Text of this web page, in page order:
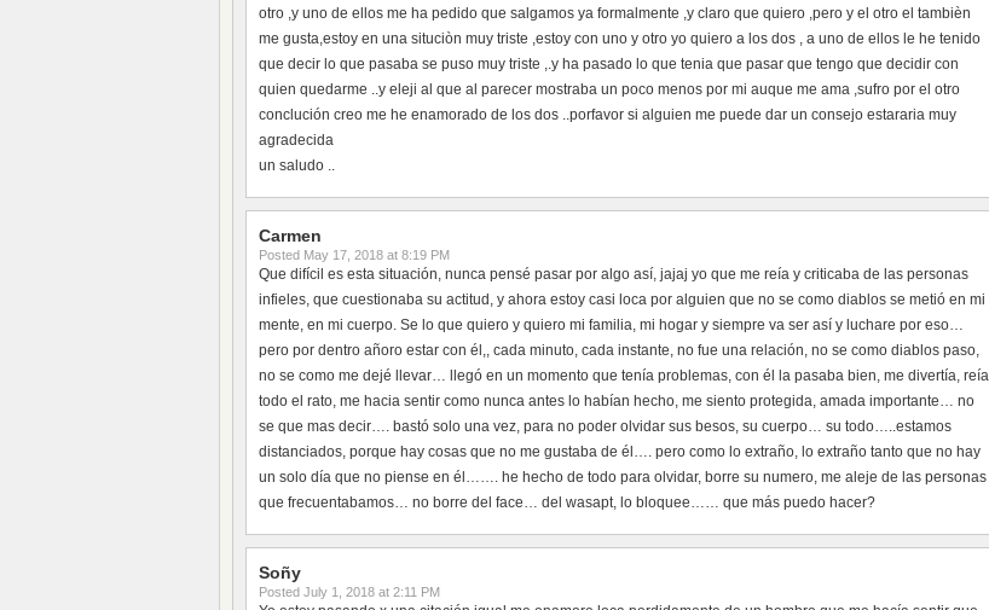
otro ,y uno de ellos me ha pedido que salgamos ya formalmente ,y claro que quiero ,pero y el otro el tambièn
me gusta,estoy en una situciòn muy triste ,estoy con uno y otro yo quiero a los dos , a uno de ellos le he tenido
que decir lo que pasaba se puso muy triste ,.y ha pasado lo que tenia que pasar que tengo que decidir con
quien quedarme ..y eleji al que al parecer mostraba un poco menos por mi auque me ama ,sufro por el otro
conclución creo me he enamorado de los dos ..porfavor si alguien me puede dar un consejo estararia muy
agradecida
un saludo ..
Carmen
Posted May 17, 2018 at 8:19 PM
Que difícil es esta situación, nunca pensé pasar por algo así, jajaj yo que me reía y criticaba de las personas
infieles, que cuestionaba su actitud, y ahora estoy casi loca por alguien que no se como diablos se metió en mi
mente, en mi cuerpo. Se lo que quiero y quiero mi familia, mi hogar y siempre va ser así y luchare por eso…
pero por dentro añoro estar con él,, cada minuto, cada instante, no fue una relación, no se como diablos paso,
no se como me dejé llevar… llegó en un momento que tenía problemas, con él la pasaba bien, me divertía, reía
todo el rato, me hacia sentir como nunca antes lo habían hecho, me siento protegida, amada importante… no
se que mas decir…. bastó solo una vez, para no poder olvidar sus besos, su cuerpo… su todo…..estamos
distanciados, porque hay cosas que no me gustaba de él…. pero como lo extraño, lo extraño tanto que no hay
un solo día que no piense en él……. he hecho de todo para olvidar, borre su numero, me aleje de las personas
que frecuentabamos… no borre del face… del wasapt, lo bloquee…… que más puedo hacer?
Soñy
Posted July 1, 2018 at 2:11 PM